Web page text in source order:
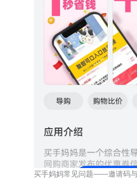
买手妈妈常见问题——邀请码